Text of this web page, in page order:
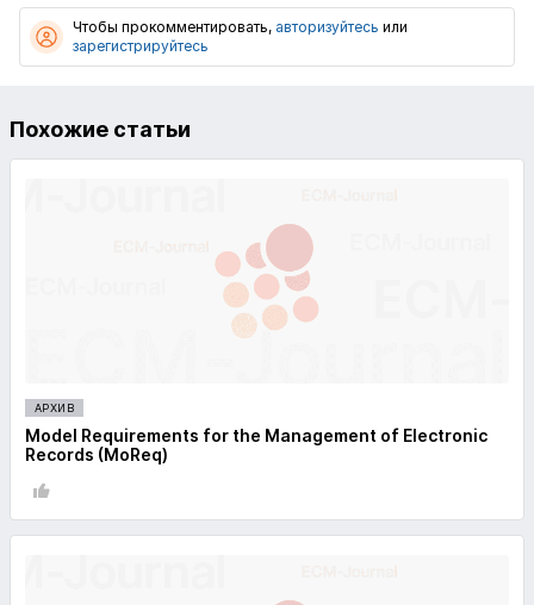
Чтобы прокомментировать, авторизуйтесь или
зарегистрируйтесь
Похожие статьи
АРХИВ
Model Requirements for the Management of Electronic
Records (MoReq)